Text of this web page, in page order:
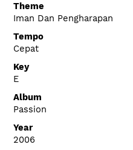
Theme
Iman Dan Pengharapan
Tempo
Cepat
Key
E
Album
Passion
Year
2006